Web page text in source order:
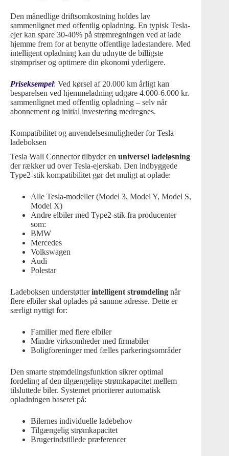
Den månedlige driftsomkostning holdes lav
sammenlignet med offentlig opladning. En typisk Tesla-
ejer kan spare 30-40% på strømregningen ved at lade
hjemme frem for at benytte offentlige ladestandere. Med
intelligent opladning kan du udnytte de billigste
strømpriser og optimere din økonomi yderligere.
Priseksempel: Ved kørsel af 20.000 km årligt kan
besparelsen ved hjemmeladning udgøre 4.000-6.000 kr.
sammenlignet med offentlig opladning – selv når
abonnement og initial investering medregnes.
Kompatibilitet og anvendelsesmuligheder for Tesla
ladeboksen
Tesla Wall Connector tilbyder en universel ladeløsning
der rækker ud over Tesla-ejerskab. Den indbyggede
Type2-stik kompatibilitet gør det muligt at oplade:
Alle Tesla-modeller (Model 3, Model Y, Model S,
Model X)
Andre elbiler med Type2-stik fra producenter
som:
BMW
Mercedes
Volkswagen
Audi
Polestar
Ladeboksen understøtterintelligent strømdeling når
flere elbiler skal oplades på samme adresse. Dette er
særligt nyttigt for:
Familier med flere elbiler
Mindre virksomheder med firmabiler
Boligforeninger med fælles parkeringsområder
Den smarte strømdelingsfunktion sikrer optimal
fordeling af den tilgængelige strømkapacitet mellem
tilsluttede biler. Systemet prioriterer automatisk
opladningen baseret på:
Bilernes individuelle ladebehov
Tilgængelig strømkapacitet
Brugerindstillede præferencer